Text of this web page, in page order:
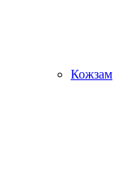
Кожзам